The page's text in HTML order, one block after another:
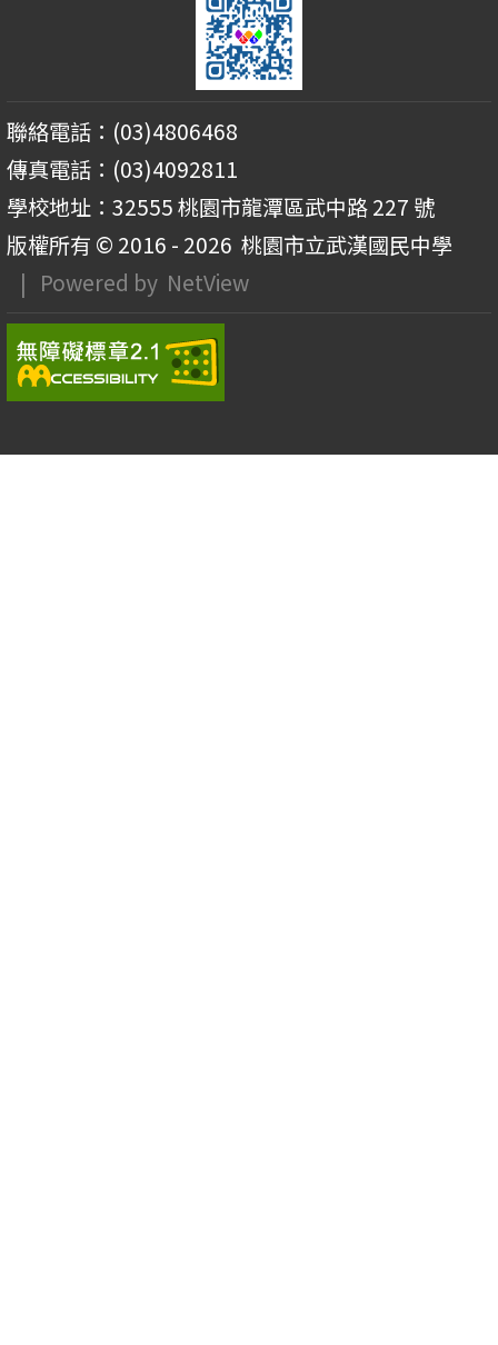
聯絡電話：(03)4806468
傳真電話：(03)4092811
學校地址：32555 桃園市龍潭區武中路 227 號
版權所有 © 2016 - 2026 桃園市立武漢國民中學
| Powered by NetView